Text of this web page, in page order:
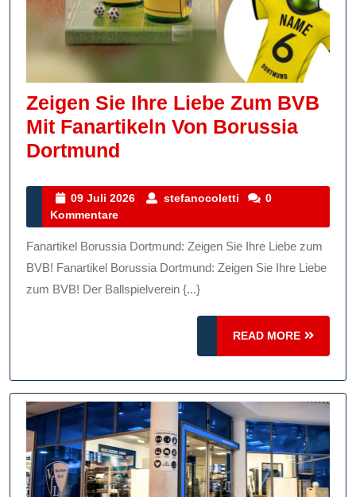
Zeigen Sie Ihre Liebe Zum BVB
Mit Fanartikeln Von Borussia
Dortmund
Ihre
Zum
BVB
Mit
Fanartikeln
Dortmund
09 Juli 2026
09
2026
stefanocoletti stefanocoletti
0
Kommentare
Fanartikel Borussia Dortmund: Zeigen Sie Ihre Liebe zum
BVB! Fanartikel Borussia Dortmund: Zeigen Sie Ihre Liebe
zum BVB! Der Ballspielverein {...}
READ MORE
READ
MORE